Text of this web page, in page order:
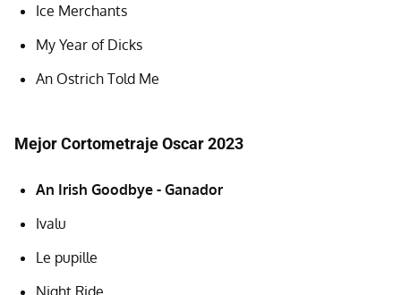
Ice Merchants
My Year of Dicks
An Ostrich Told Me
Mejor Cortometraje Oscar 2023
An Irish Goodbye - Ganador
Ivalu
Le pupille
Night Ride